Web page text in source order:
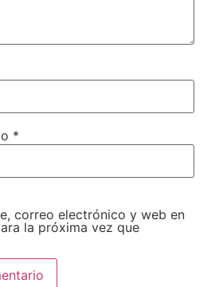
*
correo electrónico y web en
la próxima vez que